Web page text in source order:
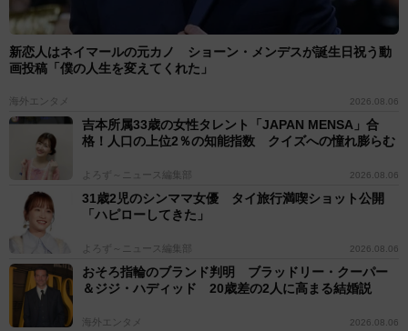
新恋人はネイマールの元カノ ショーン・メンデスが誕生日祝う動
画投稿「僕の人生を変えてくれた」
海外エンタメ 2026.08.06
吉本所属33歳の女性タレント「JAPAN MENSA」合
格！人口の上位2％の知能指数 クイズへの憧れ膨らむ
よろず～ニュース編集部 2026.08.06
31歳2児のシンママ女優 タイ旅行満喫ショット公開
「ハピローしてきた」
よろず～ニュース編集部 2026.08.06
おそろ指輪のブランド判明 ブラッドリー・クーパー
＆ジジ・ハディッド 20歳差の2人に高まる結婚説
海外エンタメ 2026.08.06